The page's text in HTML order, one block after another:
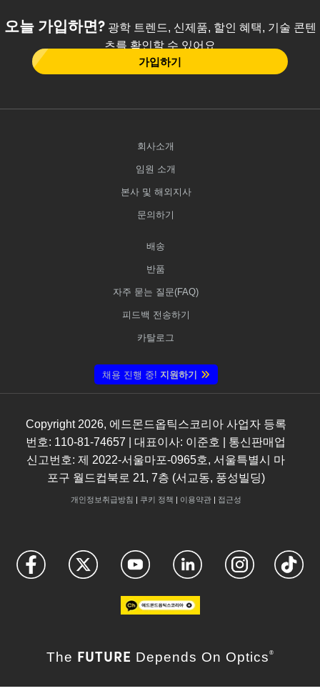
오늘 가입하면?광학 트렌드, 신제품, 할인 혜택, 기술 콘텐
츠를 확인할 수 있어요
가입하기
회사소개
임원 소개
본사 및 해외지사
문의하기
배송
반품
자주 묻는 질문(FAQ)
피드백 전송하기
카탈로그
채용 진행 중! 지원하기
Copyright 2026, 에드몬드옵틱스코리아 사업자 등록
번호: 110-81-74657 | 대표이사: 이준호 | 통신판매업
신고번호: 제 2022-서울마포-0965호, 서울특별시 마
포구 월드컵북로 21, 7층 (서교동, 풍성빌딩)
개인정보취급방침 | 쿠키 정책 | 이용약관| 접근성
The FUTURE Depends On Optics ®